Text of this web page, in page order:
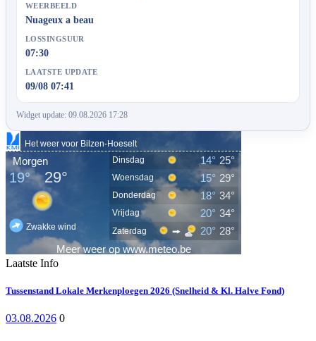
WEERBEELD
Nuageux a beau
LOSSINGSUUR
07:30
LAATSTE UPDATE
09/08 07:41
Widget update: 09.08.2026 17:28
Laatste Info
Tussenstand Lokale Merkenploegen 2026 (Snelheid & Kl. Halve Fond)
03.08.2026 0